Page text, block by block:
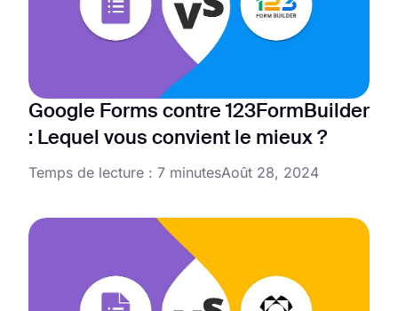
Google Forms contre 123FormBuilder
: Lequel vous convient le mieux ?
Temps de lecture : 7 minutesAoût 28, 2024